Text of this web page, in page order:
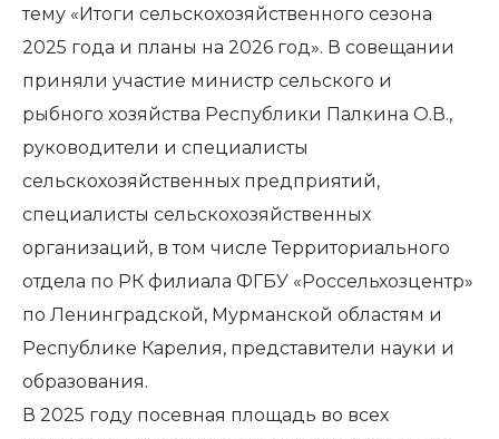
тему «Итоги сельскохозяйственного сезона
2025 года и планы на 2026 год». В совещании
приняли участие министр сельского и
рыбного хозяйства Республики Палкина О.В.,
руководители и специалисты
сельскохозяйственных предприятий,
специалисты сельскохозяйственных
организаций, в том числе Территориального
отдела по РК филиала ФГБУ «Россельхозцентр»
по Ленинградской, Мурманской областям и
Республике Карелия, представители науки и
образования.
В 2025 году посевная площадь во всех